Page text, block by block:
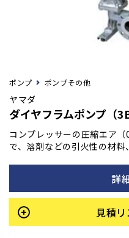
ポンプ ポンプその他
ヤマダ
ダイヤフラムポンプ（
コンプレッサーの圧縮エア
で、溶剤などの引火性の材
詳
見積